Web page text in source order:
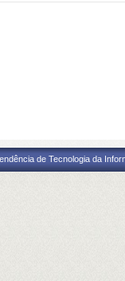
de Tecnologia da